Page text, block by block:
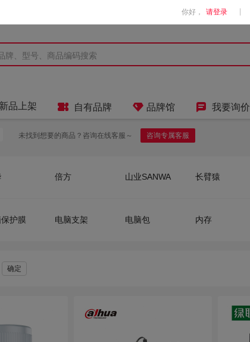
你好， 请登录
新品上架  自有品牌  品牌馆  我要询价
未找到想要的商品？咨询在线客服～ 咨询专属客服
倍方 山业SANWA 长臂猿
护膜 电脑支架 电脑包 内存
确定